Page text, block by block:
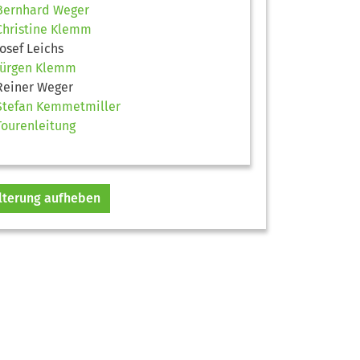
Weger
Klemm
Leichs
Klemm
Weger
Kemmetmiller
aufheben